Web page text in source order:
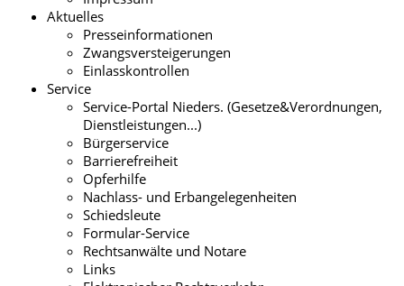
Aktuelles
Presseinformationen
Zwangsversteigerungen
Einlasskontrollen
Service
Service-Portal Nieders. (Gesetze&Verordnungen,
Dienstleistungen...)
Bürgerservice
Barrierefreiheit
Opferhilfe
Nachlass- und Erbangelegenheiten
Schiedsleute
Formular-Service
Rechtsanwälte und Notare
Links